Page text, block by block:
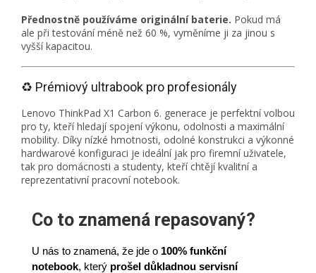
Přednostně používáme originální baterie. Pokud má
ale při testování méně než 60 %, vyměníme ji za jinou s
vyšší kapacitou.
♻️ Prémiový ultrabook pro profesionály
Lenovo ThinkPad X1 Carbon 6. generace je perfektní volbou
pro ty, kteří hledají spojení výkonu, odolnosti a maximální
mobility. Díky nízké hmotnosti, odolné konstrukci a výkonné
hardwarové konfiguraci je ideální jak pro firemní uživatele,
tak pro domácnosti a studenty, kteří chtějí kvalitní a
reprezentativní pracovní notebook.
Co to znamená repasovaný?
U nás to znamená, že jde o 100% funkční
notebook, který prošel důkladnou servisní